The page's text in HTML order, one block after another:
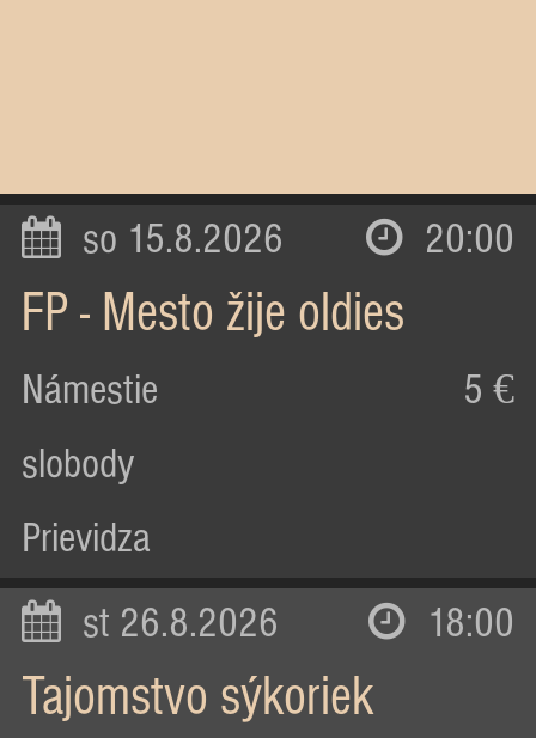
so 15.8.2026 20:00
FP - Mesto žije oldies
Námestie
slobody
Prievidza
5 €
st 26.8.2026 18:00
Tajomstvo sýkoriek